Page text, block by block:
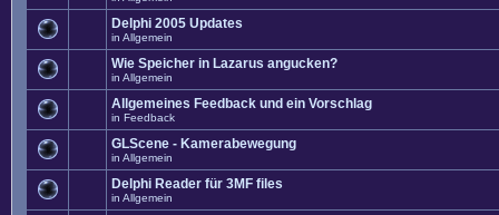
Delphi 2005 Updates
in Allgemein
Wie Speicher in Lazarus angucken?
in Allgemein
Allgemeines Feedback und ein Vorschlag
in Feedback
GLScene - Kamerabewegung
in Allgemein
Delphi Reader für 3MF files
in Allgemein